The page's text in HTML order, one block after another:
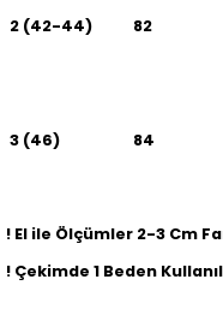
2 (42-44) 82
3 (46) 84
! El ile Ölçümler 2-3 Cm
! Çekimde 1 Beden